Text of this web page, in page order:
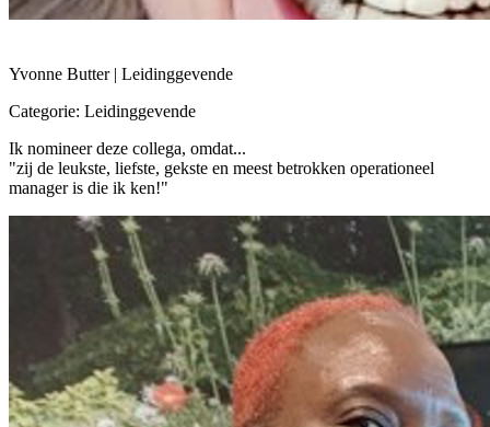
Yvonne Butter | Leidinggevende
Categorie: Leidinggevende
Ik nomineer deze collega, omdat...
"zij de leukste, liefste, gekste en meest betrokken operationeel
manager is die ik ken!"